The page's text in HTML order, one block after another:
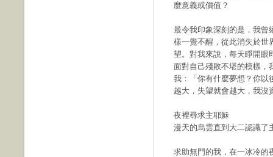
麼意義或價值？
最令我印象深刻的是，我曾
樣一覺不醒，從此消失於世
望。對我來說，每天睜開眼
面對自己殘敗不堪的模樣，
我：「你有什麼夢想？你以
越大，失望就會越大，我沒
夜裡尋求主耶穌
漫天的烏雲直到大二認識了
求助無門的我，在一冰冷的